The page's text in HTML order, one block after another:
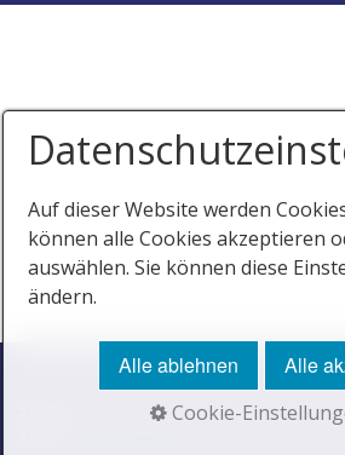
Betäubungsmittel
OSD
Leermedien
Reagenzien
Download
NeuigkeitenDatenschutzerklärung
Auf dieser Website werden
können alle Cookies akzeptieren
auswählen. Sie können diese
ändern.
Alle ablehnen Alle
Cookie-